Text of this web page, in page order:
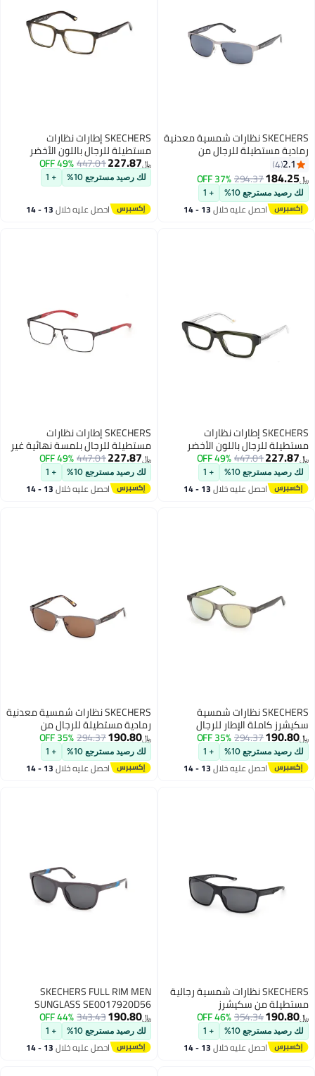
SKECHERS نظارات شمسية معدنية
رمادية مستطيلة للرجال من
سكيشرز كاملة الإطار
2.1
4
﷼‏184.25
294.37
37% OFF
لك رصيد مسترجع 10% + 1
احصل عليه خلال 13 - 14
SKECHERS إطارات نظارات
مستطيلة للرجال باللون الأخضر
الداكن SKECHERS SE335309851
51 مم
﷼‏227.87
447.01
49% OFF
لك رصيد مسترجع 10% + 1
احصل عليه خلال 13 - 14
SKECHERS إطارات نظارات
مستطيلة للرجال باللون الأخضر
الداكن اللامع SKECHERS
SE5007409653 53 مم
﷼‏227.87
447.01
49% OFF
لك رصيد مسترجع 10% + 1
احصل عليه خلال 13 - 14
SKECHERS إطارات نظارات
مستطيلة للرجال بلمسة نهائية غير
لامعة بلون المعدن الرمادي
SKECHERS SE5006500953 53 مم
﷼‏227.87
447.01
49% OFF
لك رصيد مسترجع 10% + 1
احصل عليه خلال 13 - 14
SKECHERS نظارات شمسية
سكيشرز كاملة الإطار للرجال
مستطيلة خضراء حقن
﷼‏190.80
294.37
35% OFF
لك رصيد مسترجع 10% + 1
احصل عليه خلال 13 - 14
SKECHERS نظارات شمسية معدنية
رمادية مستطيلة للرجال من
سكيشرز كاملة الإطار
﷼‏190.80
294.37
35% OFF
لك رصيد مسترجع 10% + 1
احصل عليه خلال 13 - 14
SKECHERS نظارات شمسية رجالية
مستطيلة من سكيشرز
SE0015802D63 بإطار كامل
﷼‏190.80
354.34
46% OFF
لك رصيد مسترجع 10% + 1
احصل عليه خلال 13 - 14
اغسطس
SKECHERS FULL RIM MEN
SUNGLASS SE0017920D56
﷼‏190.80
343.43
44% OFF
لك رصيد مسترجع 10% + 1
احصل عليه خلال 13 - 14
اغسطس